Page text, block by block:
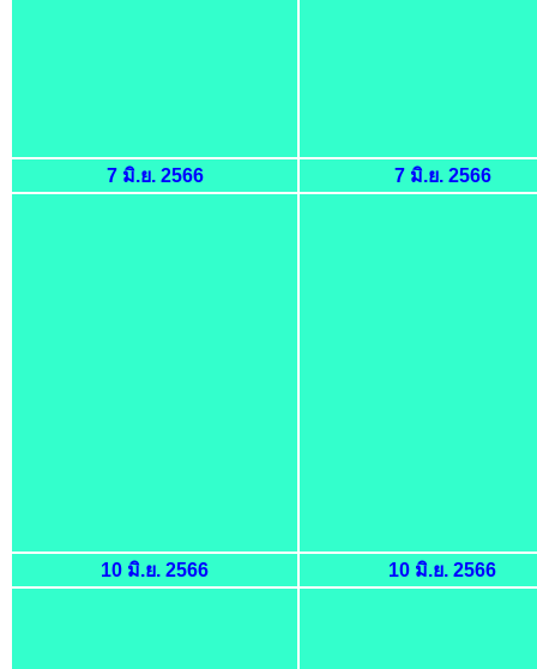
7 มิ.ย. 2566 7 มิ.ย. 2566
10 มิ.ย. 2566 10 มิ.ย. 2566